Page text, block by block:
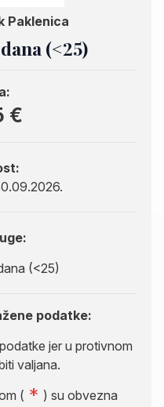
Paklenica
(<25)
€
(<25)
podatke:
jer u protivnom
valjana.
(
) su obvezna